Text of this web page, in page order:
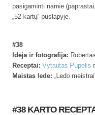
pasigaminti namie
„52 kartų“ puslapyje.
#38
Idėja ir fotografija:
Receptai: Vytautas Pupelis
Maistas lede: „Ledo
#38 KARTO